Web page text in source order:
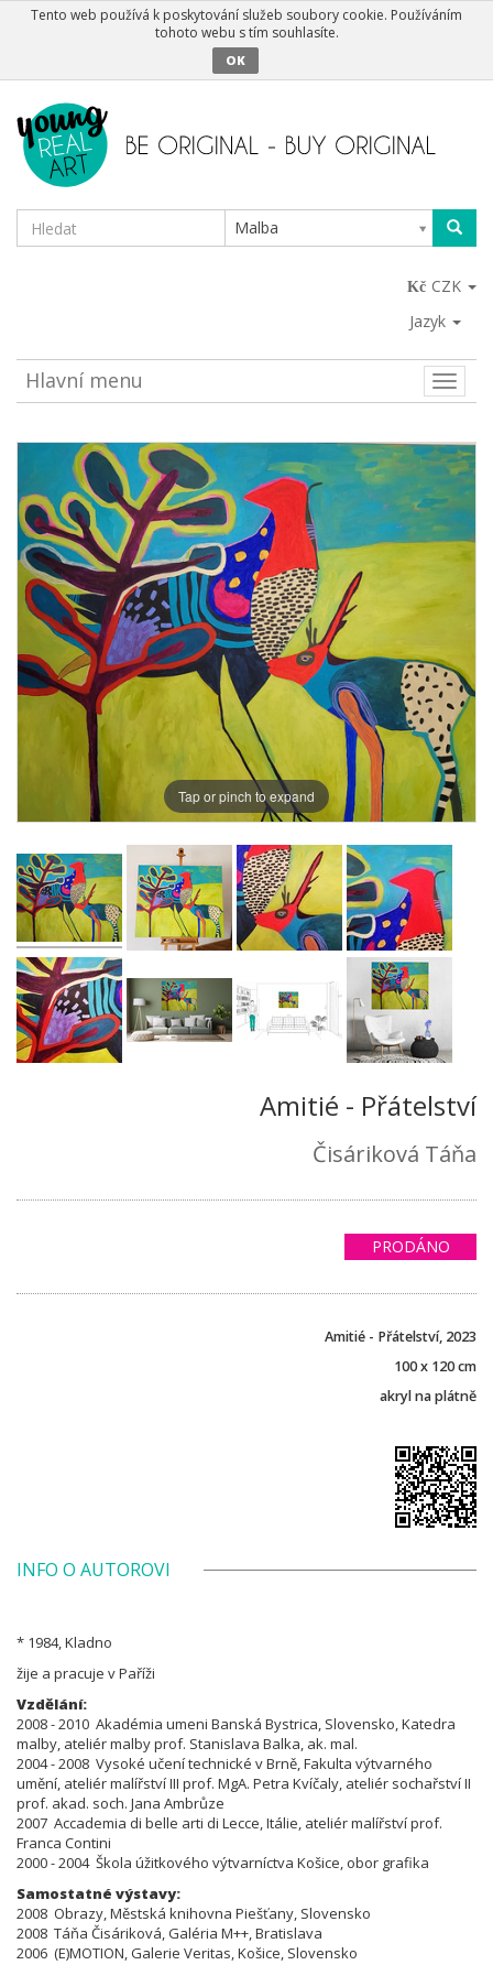
Tento web používá k poskytování služeb soubory cookie. Používáním
tohoto webu s tím souhlasíte.
OK
Malba
CZK
Jazyk
Toggle
Hlavní menu
Tap or pinch to expand
Amitié - Přátelství
Čisáriková Táňa
PRODÁNO
Amitié - Přátelství, 2023
100 x 120 cm
akryl na plátně
INFO O AUTOROVI
* 1984, Kladno
žije a pracuje v Paříži
Vzdělání:
2008 - 2010 Akadémia umeni Banská Bystrica, Slovensko, Katedra
malby, ateliér malby prof. Stanislava Balka, ak. mal.
2004 - 2008 Vysoké učení technické v Brně, Fakulta výtvarného
umění, ateliér malířství III prof. MgA. Petra Kvíčaly, ateliér sochařství II
prof. akad. soch. Jana Ambrůze
2007 Accademia di belle arti di Lecce, Itálie, ateliér malířstvíprof.
Franca Contini
2000 - 2004 Škola úžitkového výtvarníctva Košice, obor grafika
Samostatné výstavy:
2008 Obrazy, Městská knihovna Piešťany, Slovensko
2008 Táňa Čisáriková, Galéria M++, Bratislava
2006 (E)MOTION, Galerie Veritas, Košice, Slovensko